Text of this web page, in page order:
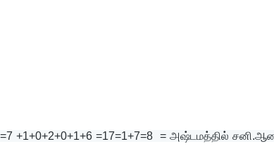
+1+0+2+0+1+6 =17=1+7=8  = அஷ்டமத்தில்